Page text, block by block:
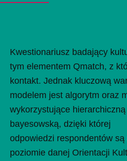
Kwestionariusz badający
tym elementem Qmatch, z
kontakt. Jednak kluczową
modelem jest algorytm oraz
wykorzystujące
bayesowską, dzięki której
odpowiedzi respondentów
poziomie danej Orientacji